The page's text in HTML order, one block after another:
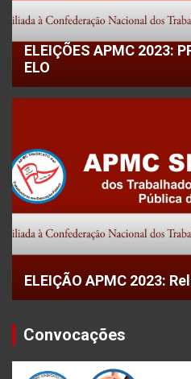
ELEIÇÕES APMC 2023:
ELO
ELEIÇÃO APMC 2023:
Convocações